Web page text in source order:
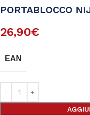
PORTABLOCCO
26,90€
EAN